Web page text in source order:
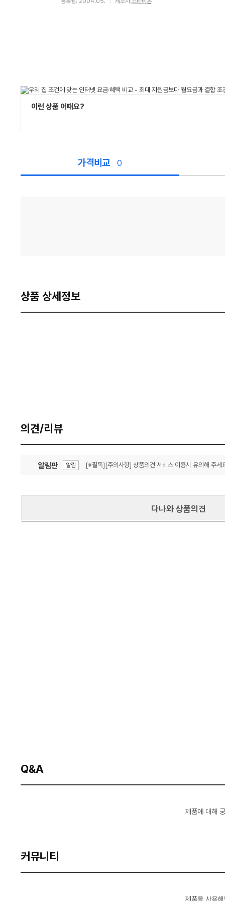
이런 상품 어때요?
가격비교 0
상품 상세정보
의견/리뷰
알림판 알림 [※필독][주의사항] 상품의견 서비스 이용시 유의해 주세
다나와 상품의견
Q&A
제품에 대해
커뮤니티
제품을 사용